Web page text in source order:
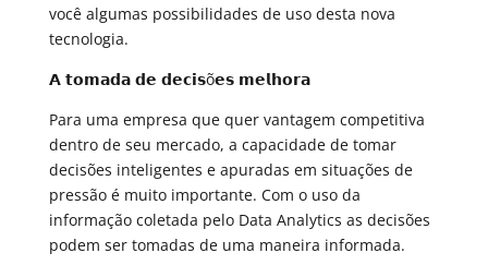
você algumas possibilidades de uso desta nova
tecnologia.
𝗔 𝘁𝗼𝗺𝗮𝗱𝗮 𝗱𝗲 𝗱𝗲𝗰𝗶𝘀õ𝗲𝘀 𝗺𝗲𝗹𝗵𝗼𝗿𝗮
Para uma empresa que quer vantagem competitiva
dentro de seu mercado, a capacidade de tomar
decisões inteligentes e apuradas em situações de
pressão é muito importante. Com o uso da
informação coletada pelo Data Analytics as decisões
podem ser tomadas de uma maneira informada.